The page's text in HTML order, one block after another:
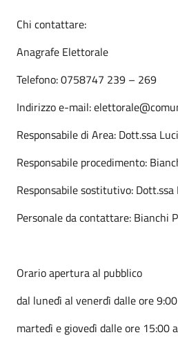
Chi contattare:
Anagrafe Elettorale
Telefono: 0758747 239 – 269
Indirizzo e-mail:
Responsabile di Area: Dott.ssa
Responsabile procedimento:
Responsabile sostitutivo: Dott.ssa
Personale da contattare: Bianchi
Orario apertura al pubblico
dal lunedì al venerdì dalle ore
martedì e giovedì dalle ore 15:00